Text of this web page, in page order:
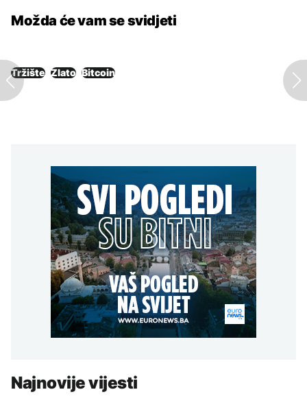
Možda će vam se svidjeti
Tržište Zlato Bitcoin
Najnovije vijesti